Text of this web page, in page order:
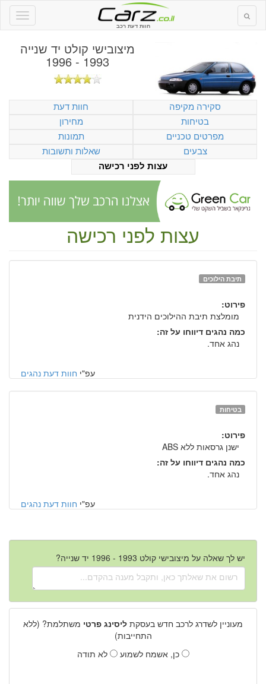
חוות דעת רכב
מיצובישי קולט יד שנייה
1993 - 1996
סקירה מקיפה
חוות דעת
בטיחות
מחירון
מפרטים טכניים
תמונות
צבעים
שאלות ותשובות
עצות לפני רכישה
עצות לפני רכישה
תיבת הילוכים
פירוט:
מומלצת תיבת ההילוכים הידנית
כמה נהגים דיווחו על זה:
נהג אחד.
עפ"י חוות דעת נהגים
בטיחות
פירוט:
ישנן גרסאות ללא ABS
כמה נהגים דיווחו על זה:
נהג אחד.
עפ"י חוות דעת נהגים
יש לך שאלה על מיצובישי קולט 1993 - 1996 יד שנייה?
מעוניין לשדרג לרכב חדש בעסקת ליסינג פרטי משתלמת? (ללא
התחייבות)
כן, אשמח לשמוע
לא תודה